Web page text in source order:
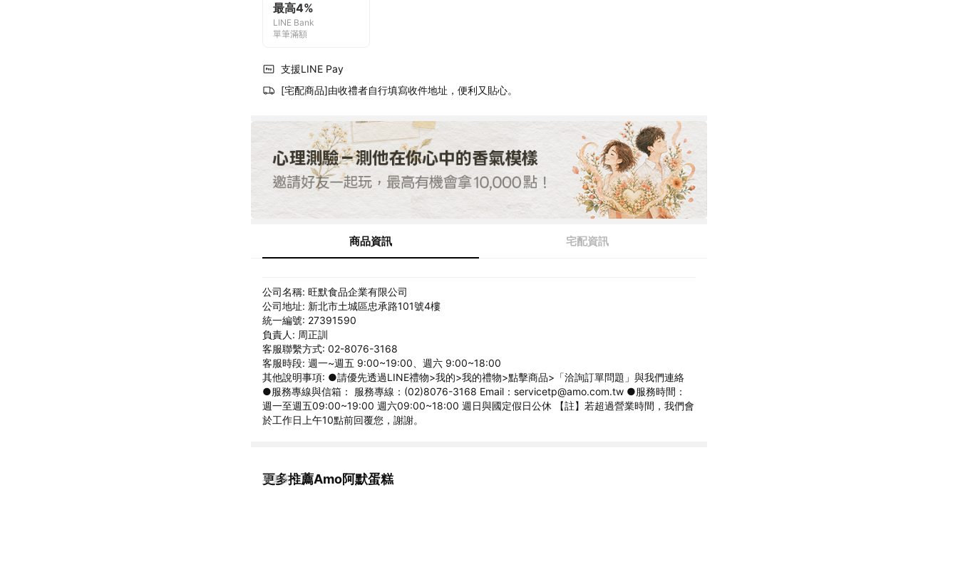
最高4%
LINE Bank
單筆滿額
支援LINE Pay
[宅配商品]由收禮者自行填寫收件地址，便利又貼心。
商品資訊 宅配資訊
公司名稱: 旺默食品企業有限公司
公司地址: 新北市土城區忠承路101號4樓
統一編號: 27391590
負責人: 周正訓
客服聯繫方式: 02-8076-3168
客服時段: 週一~週五 9:00~19:00、週六 9:00~18:00
其他說明事項: ●請優先透過LINE禮物>我的>我的禮物>點擊商品>「洽詢訂單問題」與我們連絡
●服務專線與信箱： 服務專線：(02)8076-3168 Email：servicetp@amo.com.tw ●服務時間：
週一至週五09:00~19:00 週六09:00~18:00 週日與國定假日公休 【註】若超過營業時間，我們會
於工作日上午10點前回覆您，謝謝。
更多推薦Amo阿默蛋糕
看更多